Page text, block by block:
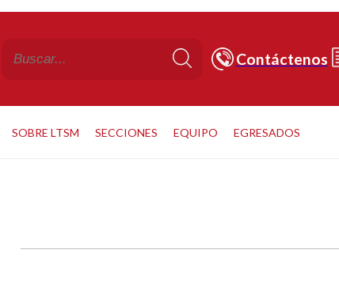
Contáctenos
SOBRE LTSM SECCIONES EQUIPO EGRESADOS